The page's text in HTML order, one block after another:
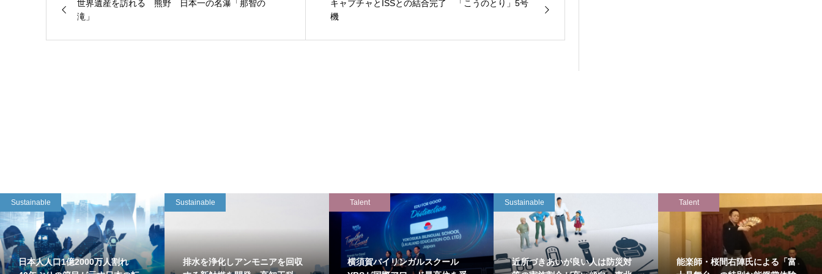
世界遺産を訪れる 熊野 日本一の名瀑「那智の
滝」
キャプチャとISSとの結合完了 「こうのとり」5号
機
Sustainable
日本人人口1億2000万人割れ
Sustainable
排水を浄化しアンモニアを回収
Talent
横須賀バイリンガルスクール
Sustainable
近所づきあいが良い人は防災対
Talent
能楽師・桜間右陣氏による「富